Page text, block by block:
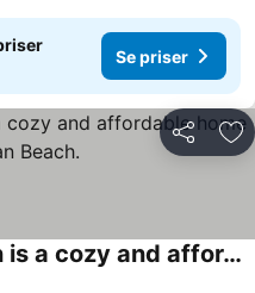
Se priser
Del
WanderStay de Dahican is a cozy and affordable home near Dahican Beach.